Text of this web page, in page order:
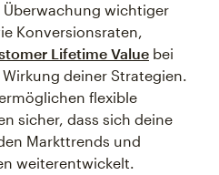
wichtiger
Konversionsraten,
Lifetime Value bei
deiner Strategien.
flexible
sicher, dass sich deine
Markttrends und
weiterentwickelt.